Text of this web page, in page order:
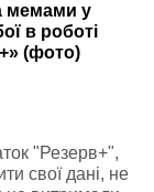
мемами у
в роботі
(фото)
"Резерв+",
свої дані, не